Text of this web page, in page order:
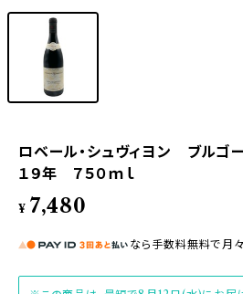
ロベール・シュヴィヨン ブル
１９年 ７５０ｍｌ
¥ 7,480
なら 手数料無料で 月々